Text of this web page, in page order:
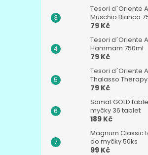
Tesori d´Oriente
Muschio Bianco
79 Kč
Tesori d´Oriente
Hammam 750ml
79 Kč
Tesori d´Oriente
Thalasso
79 Kč
Somat GOLD
myčky 36 tablet
189 Kč
Magnum Classic
do myčky 50ks
99 Kč